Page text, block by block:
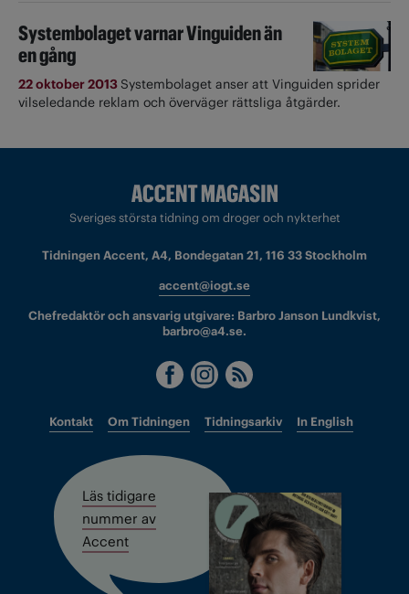
Systembolaget varnar Vinguiden än
en gång
22 oktober 2013 Systembolaget anser att Vinguiden sprider
vilseledande reklam och överväger rättsliga åtgärder.
Sveriges största tidning om droger och nykterhet
Tidningen Accent, A4, Bondegatan 21, 116 33 Stockholm
accent@iogt.se
Chefredaktör och ansvarig utgivare: Barbro Janson Lundkvist,
barbro@a4.se.
Kontakt Om Tidningen Tidningsarkiv In English
Läs tidigare
nummer av
Accent